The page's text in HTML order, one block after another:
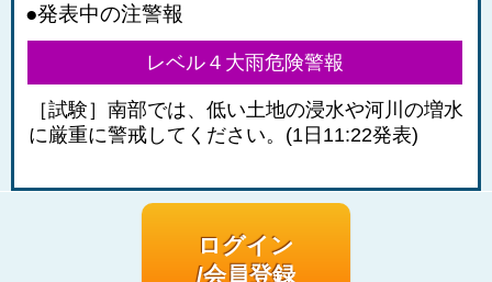
●発表中の注警報
レベル４大雨危険警報
［試験］南部では、低い土地の浸水や河川の増水
に厳重に警戒してください。(1日11:22発表)
ログイン
/会員登録